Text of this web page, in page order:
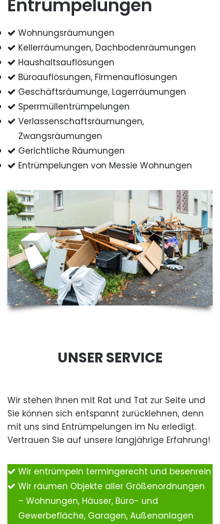
Entrümpelungen
Wohnungsräumungen
Kellerräumungen, Dachbodenräumungen
Haushaltsauflösungen
Büroauflösungen, Firmenauflösungen
Geschäftsräumunge, Lagerräumungen
Sperrmüllentrümpelungen
Verlassenschaftsräumungen,
Zwangsräumungen
Gerichtliche Räumungen
Entrümpelungen von Messie Wohnungen
UNSER SERVICE
Wir stehen Ihnen mit Rat und Tat zur Seite und
Sie können sich entspannt zurücklehnen, denn
mit uns sind Entrümpelungen im Nu erledigt.
Vertrauen Sie auf unsere langjährige Erfahrung!
Wir entrümpeln termingerecht und besenrein
Wir räumen Objekte aller Größenordnungen
– Wohnungen, Häuser, Büro- und
Gewerbefläche, Garagen, Außenanlagen